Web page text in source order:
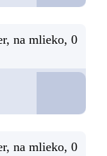
na mlieko, 0
na mlieko, 0